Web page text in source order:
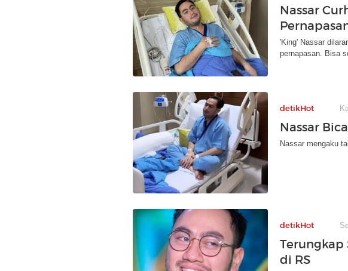
Nassar
'King' Nassar
pernapasan. Bisa
detikHot
Nassar
Nassar mengaku
detikHot
Terungkap
di RS